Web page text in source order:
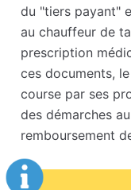
du "tiers payant"
au chauffeur de
prescription
ces documents,
course par ses
des démarches
remboursement